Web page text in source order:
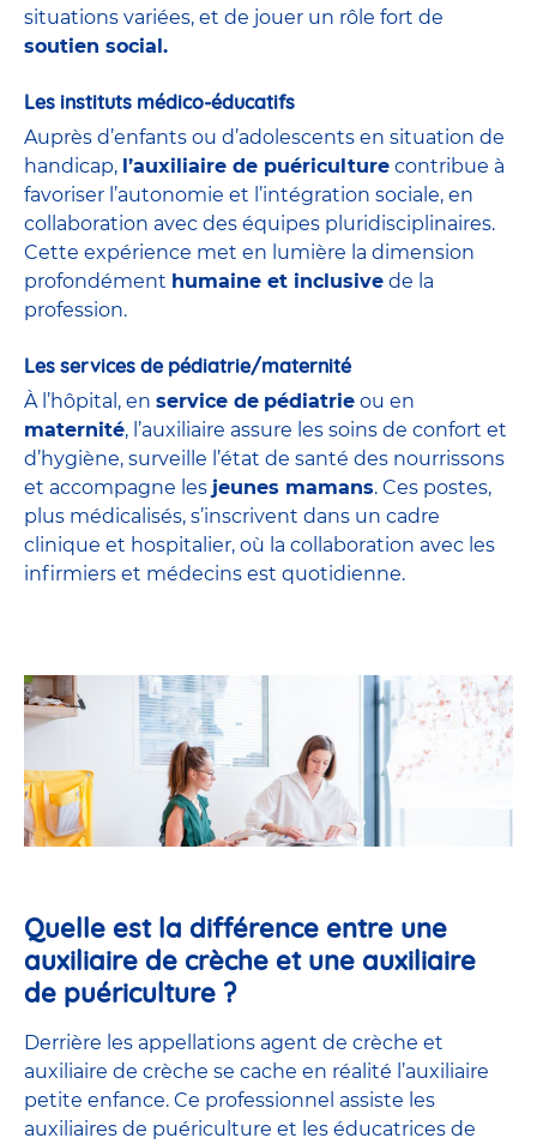
situations variées, et de jouer un rôle fort de
soutien social.
Les instituts médico-éducatifs
Auprès d’enfants ou d’adolescents en situation de
handicap, l’auxiliaire de puériculture contribue à
favoriser l’autonomie et l’intégration sociale, en
collaboration avec des équipes pluridisciplinaires.
Cette expérience met en lumière la dimension
profondément humaine et inclusive de la
profession.
Les services de pédiatrie/maternité
À l’hôpital, en service de pédiatrie ou en
maternité, l’auxiliaire assure les soins de confort et
d’hygiène, surveille l’état de santé des nourrissons
et accompagne les jeunes mamans. Ces postes,
plus médicalisés, s’inscrivent dans un cadre
clinique et hospitalier, où la collaboration avec les
infirmiers et médecins est quotidienne.
Quelle est la différence entre une
auxiliaire de crèche et une auxiliaire
de puériculture ?
Derrière les appellations agent de crèche et
auxiliaire de crèche se cache en réalité l’auxiliaire
petite enfance. Ce professionnel assiste les
auxiliaires de puériculture et les éducatrices de